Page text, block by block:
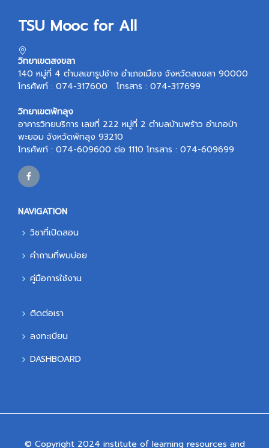
TSU Mooc for All
วิทยาเขตสงขลา
140 หมู่ที่ 4 ตำบลเขารูปช้าง อำเภอเมือง จังหวัดสงขลา 90000
โทรศัพท์ : 074-317600 โทรสาร : 074-317699
วิทยาเขตพัทลุง
อาคารวิทยบริการ เลขที่ 222 หมู่ที่ 2 ตำบลบ้านพร้าว อำเภอป่า
พะยอม จังหวัดพัทลุง 93210
โทรศัพท์ : 074-609600 ต่อ 1110 โทรสาร : 074-609699
NAVIGATION
วิชาที่เปิดสอน
คำถามที่พบบ่อย
คู่มือการใช้งาน
ติดต่อเรา
ลงทะเบียน
DASHBOARD
© Copyright 2024 institute of learning resources and